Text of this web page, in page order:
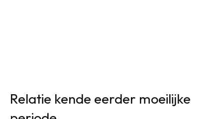
Relatie kende eerder moeilijke